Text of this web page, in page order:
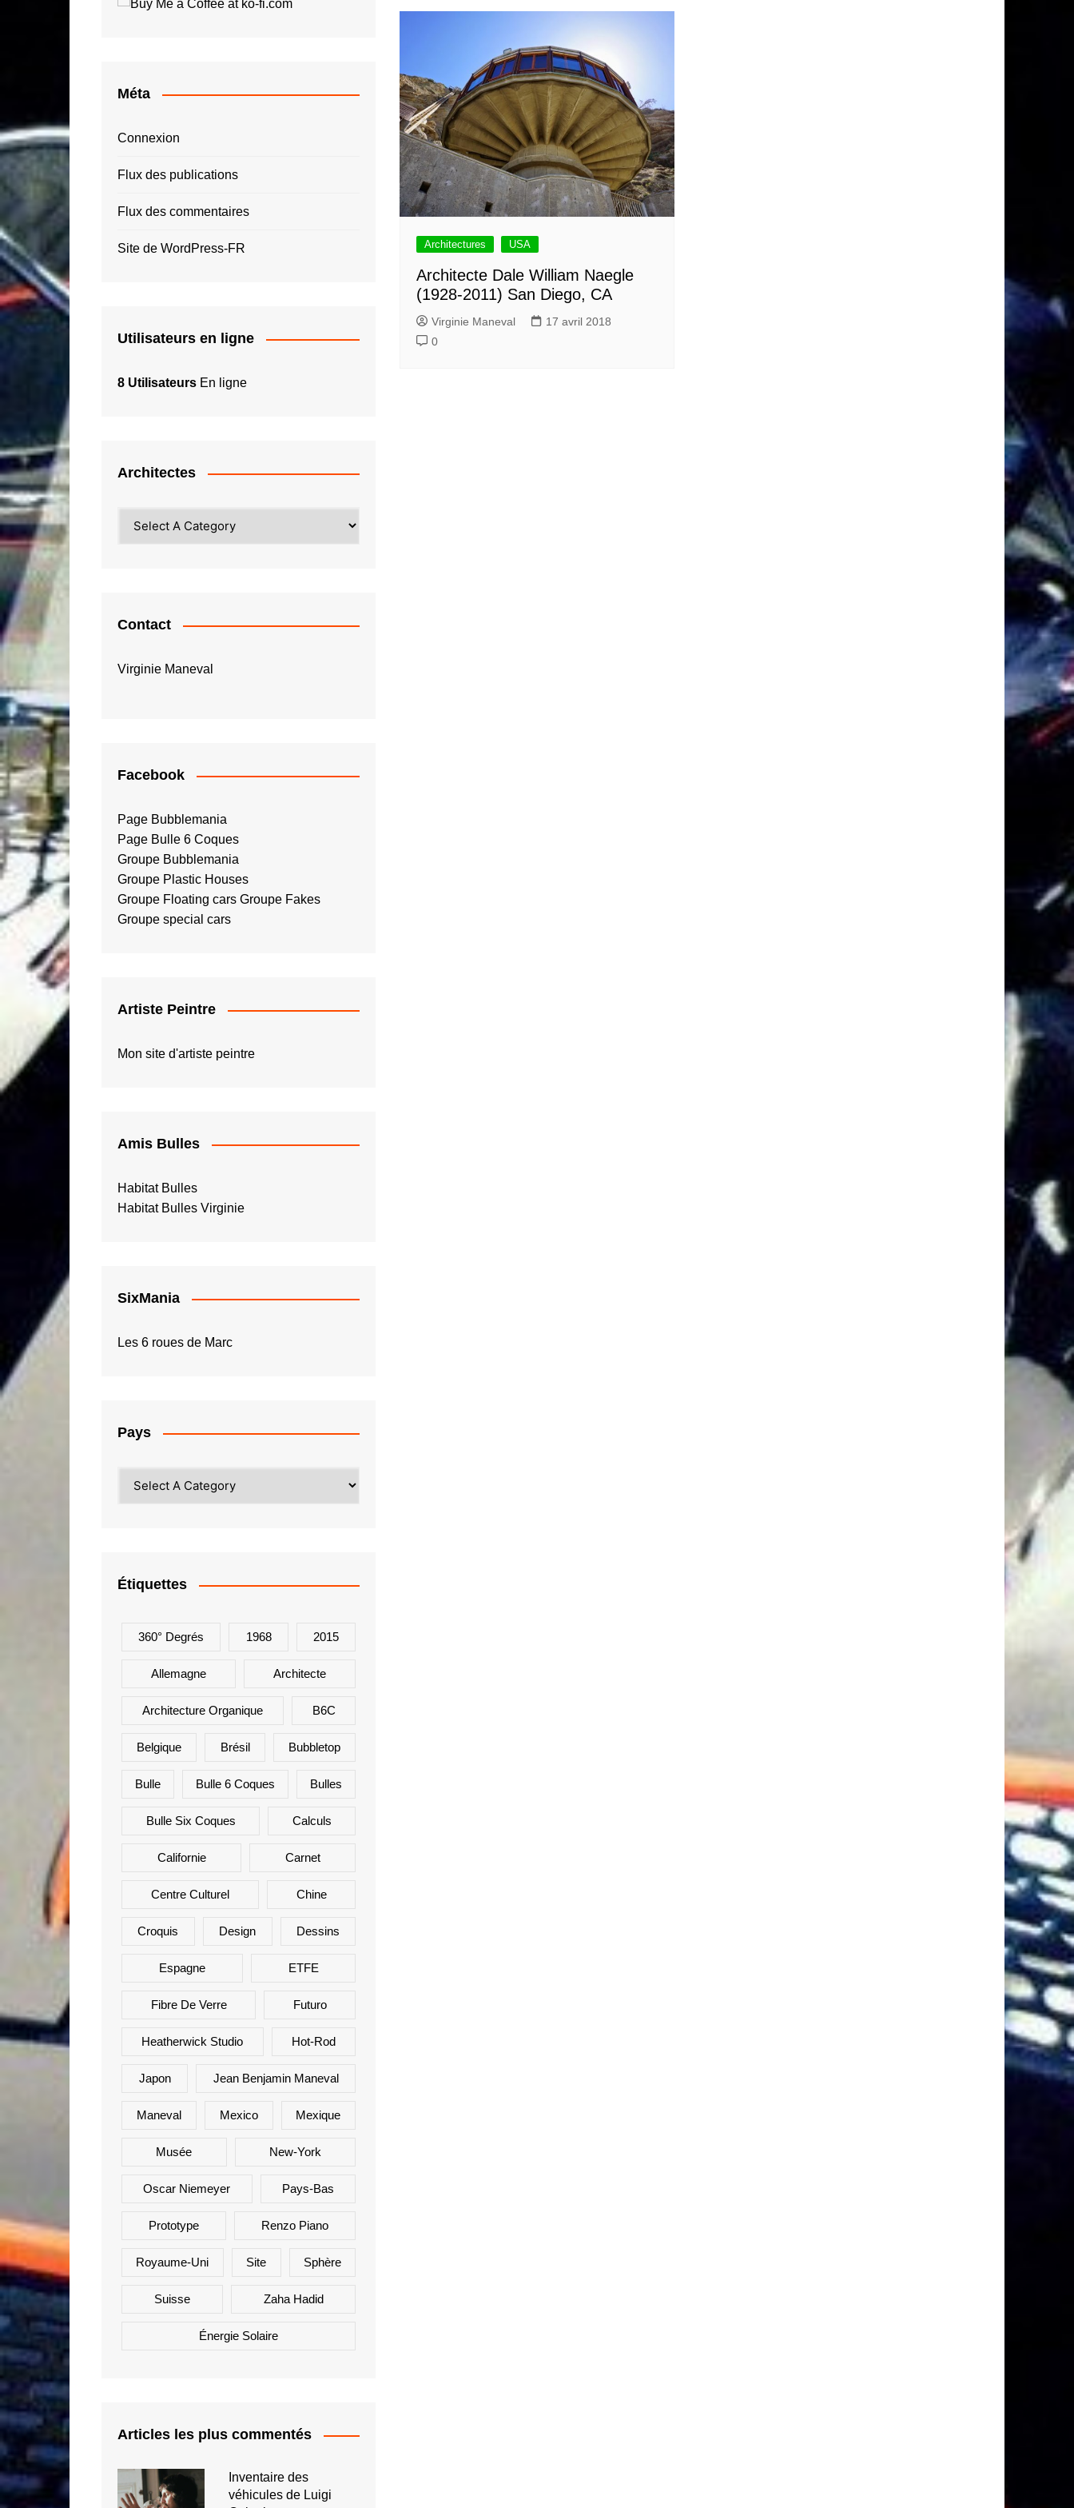
Roger Tallon
Moto
Fusée
Submersible
Trains
Voiture
Voiture Bulle
Bulle
Organiques
Bulle Six Coques
Plastique
Concept
Venturo
Architectures USA
Architecte Dale William Naegle
(1928-2011) San Diego, CA
Virginie Maneval
17 avril 2018
0
Méta
Connexion
Flux des publications
Flux des commentaires
Site de WordPress-FR
Utilisateurs en ligne
8 Utilisateurs En ligne
Architectes
Contact
Virginie Maneval
Facebook
Page Bubblemania
Page Bulle 6 Coques
Groupe Bubblemania
Groupe Plastic Houses
Groupe Floating cars Groupe Fakes
Groupe special cars
Artiste Peintre
Mon site d'artiste peintre
Amis Bulles
Habitat Bulles
Habitat Bulles Virginie
SixMania
Les 6 roues de Marc
Pays
Étiquettes
360° Degrés 1968 2015
Allemagne Architecte
Architecture Organique B6C
Belgique Brésil Bubbletop
Bulle Bulle 6 Coques Bulles
Bulle Six Coques Calculs
Californie Carnet
Centre Culturel Chine
Croquis Design Dessins
Espagne ETFE
Fibre De Verre Futuro
Heatherwick Studio Hot-Rod
Japon Jean Benjamin Maneval
Maneval Mexico Mexique
Musée New-York
Oscar Niemeyer Pays-Bas
Prototype Renzo Piano
Royaume-Uni Site Sphère
Suisse Zaha Hadid
Énergie Solaire
Articles les plus commentés
Inventaire des
véhicules de Luigi